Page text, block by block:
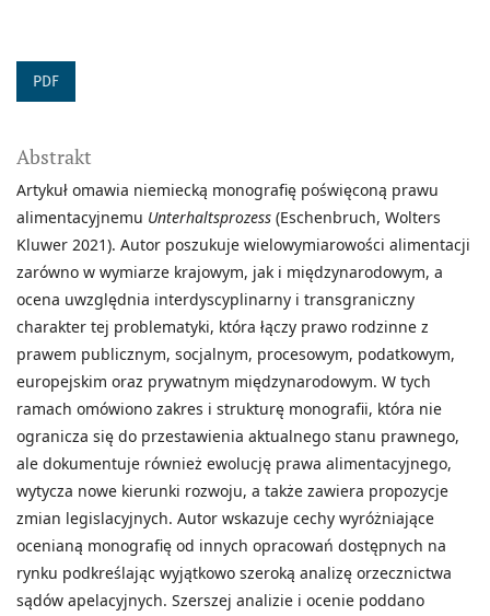
PDF
Abstrakt
Artykuł omawia niemiecką monografię poświęconą prawu
alimentacyjnemu Unterhaltsprozess (Eschenbruch, Wolters
Kluwer 2021). Autor poszukuje wielowymiarowości alimentacji
zarówno w wymiarze krajowym, jak i międzynarodowym, a
ocena uwzględnia interdyscyplinarny i transgraniczny
charakter tej problematyki, która łączy prawo rodzinne z
prawem publicznym, socjalnym, procesowym, podatkowym,
europejskim oraz prywatnym międzynarodowym. W tych
ramach omówiono zakres i strukturę monografii, która nie
ogranicza się do przestawienia aktualnego stanu prawnego,
ale dokumentuje również ewolucję prawa alimentacyjnego,
wytycza nowe kierunki rozwoju, a także zawiera propozycje
zmian legislacyjnych. Autor wskazuje cechy wyróżniające
ocenianą monografię od innych opracowań dostępnych na
rynku podkreślając wyjątkowo szeroką analizę orzecznictwa
sądów apelacyjnych. Szerszej analizie i ocenie poddano